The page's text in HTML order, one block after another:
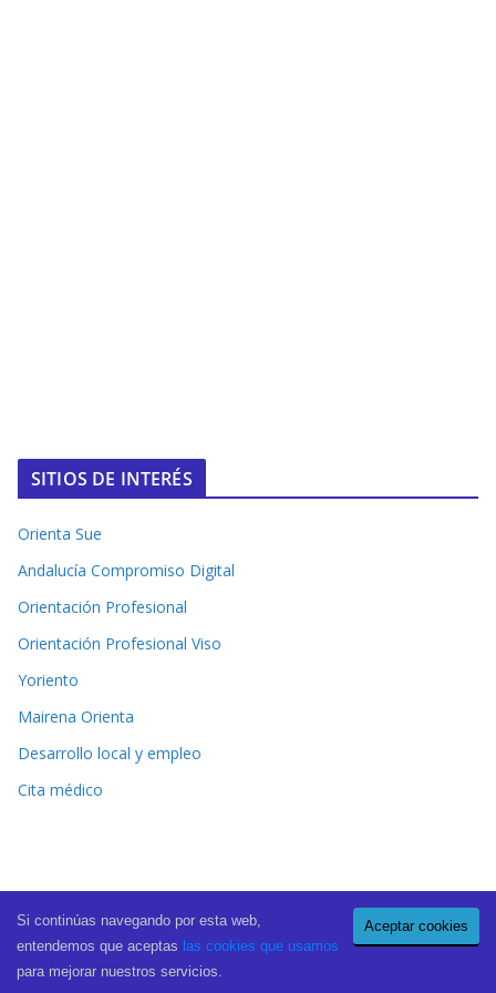
SITIOS DE INTERÉS
Orienta Sue
Andalucía Compromiso Digital
Orientación Profesional
Orientación Profesional Viso
Yoriento
Mairena Orienta
Desarrollo local y empleo
Cita médico
Copyright © 2026El Periódico de Mairena
. All rights reserved.
Theme:
ColorMag Pro by ThemeGrill. Powered by
Aceptar cookies
Si continúas navegando por esta web,
entendemos que aceptas las cookies que usamos
para mejorar nuestros servicios.